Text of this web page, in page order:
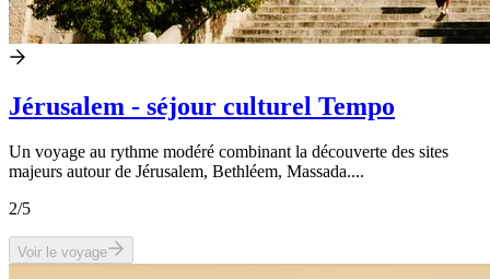
Jérusalem - séjour culturel Tempo
Un voyage au rythme modéré combinant la découverte des sites
majeurs autour de Jérusalem, Bethléem, Massada....
2/5
Voir le voyage